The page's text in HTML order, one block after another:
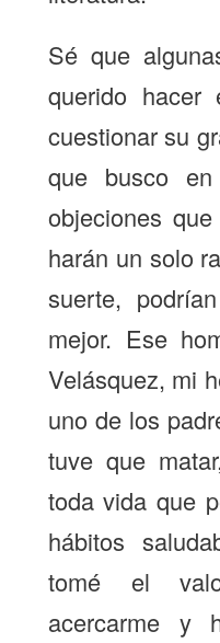
Sé que
querido hacer
cuestionar su
que busco
objeciones
harán un solo
suerte,
mejor. Ese
Velásquez, mi
uno de los
tuve que
toda vida que
hábitos
tomé el
acercarme y